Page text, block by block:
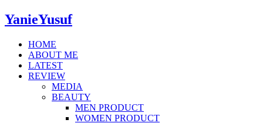
YanieYusuf
HOME
ABOUT ME
LATEST
REVIEW
MEDIA
BEAUTY
MEN PRODUCT
WOMEN PRODUCT